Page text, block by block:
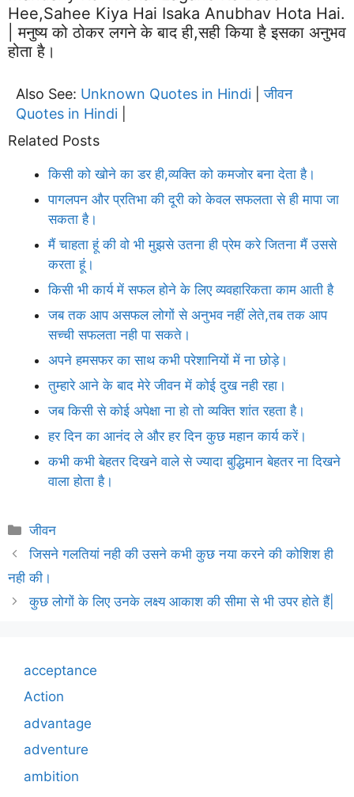
Hee,sahee Kiya Hai Isaka Anubhav Hota Hai.
| मनुष्य को ठोकर लगने के बाद ही,सही किया है इसका अनुभव
होता है।
Also See: Unknown Quotes in Hindi |जीवन
Quotes in Hindi
Related Posts
किसी को खोने का डर ही,व्यक्ति को कमजोर बना देता है।
पागलपन और प्रतिभा की दूरी को केवल सफलता से ही मापा जा
सकता है।
मैं चाहता हूं की वो भी मुझसे उतना ही प्रेम करे जितना मैं उससे
करता हूं।
किसी भी कार्य में सफल होने के लिए व्यवहारिकता काम आती है
जब तक आप असफल लोगों से अनुभव नहीं लेते,तब तक आप
सच्ची सफलता नही पा सकते।
अपने हमसफर का साथ कभी परेशानियों में ना छोड़े।
तुम्हारे आने के बाद मेरे जीवन में कोई दुख नही रहा।
जब किसी से कोई अपेक्षा ना हो तो व्यक्ति शांत रहता है।
हर दिन का आनंद ले और हर दिन कुछ महान कार्य करें।
कभी कभी बेहतर दिखने वाले से ज्यादा बुद्धिमान बेहतर ना दिखने
वाला होता है।
Categories
जीवन
जिसने गलतियां नही की उसने कभी कुछ नया करने की कोशिश ही
नही की।
कुछ लोगों के लिए उनके लक्ष्य आकाश की सीमा से भी उपर होते हैं|
acceptance
Action
advantage
adventure
ambition